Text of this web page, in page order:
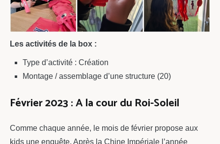
Les activités de la box :
Type d’activité : Création
Montage / assemblage d’une structure (20)
Février 2023 : A la cour du Roi-Soleil
Comme chaque année, le mois de février propose aux
kids une enquête. Après la Chine Impériale l’année